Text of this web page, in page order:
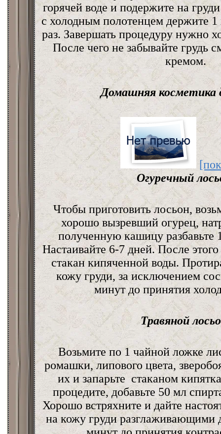
горячей воде и подержите на
с холодным полотенцем держите 1
раз. Завершать процедуру нужно
После чего не забывайте грудь
кремом.
Домашняя косметика
Огуречный
Чтобы приготовить лосьон,
хорошо вызревший огурец,
полученную кашицу разбавьте
Настаивайте 6-7 дней. После
стакан кипяченной воды.
кожу груди, за исключением
минут до принятия
Травяной
Возьмите по 1 чайной ложке
ромашки, липового цвета,
их и запарьте стаканом
процедите, добавьте 50 мл
Хорошо встряхните и дайте
на кожу груди разглаживающими